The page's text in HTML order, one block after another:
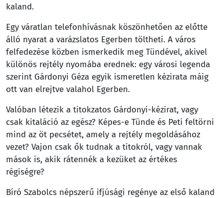
kaland.
Egy váratlan telefonhívásnak köszönhetően az előtte
álló nyarat a varázslatos Egerben töltheti. A város
felfedezése közben ismerkedik meg Tündével, akivel
különös rejtély nyomába erednek: egy városi legenda
szerint Gárdonyi Géza egyik ismeretlen kézirata máig
ott van elrejtve valahol Egerben.
Valóban létezik a titokzatos Gárdonyi-kézirat, vagy
csak kitaláció az egész? Képes-e Tünde és Peti feltörni
mind az öt pecsétet, amely a rejtély megoldásához
vezet? Vajon csak ők tudnak a titokról, vagy vannak
mások is, akik rátennék a kezüket az értékes
régiségre?
Bíró Szabolcs népszerű ifjúsági regénye az első kaland